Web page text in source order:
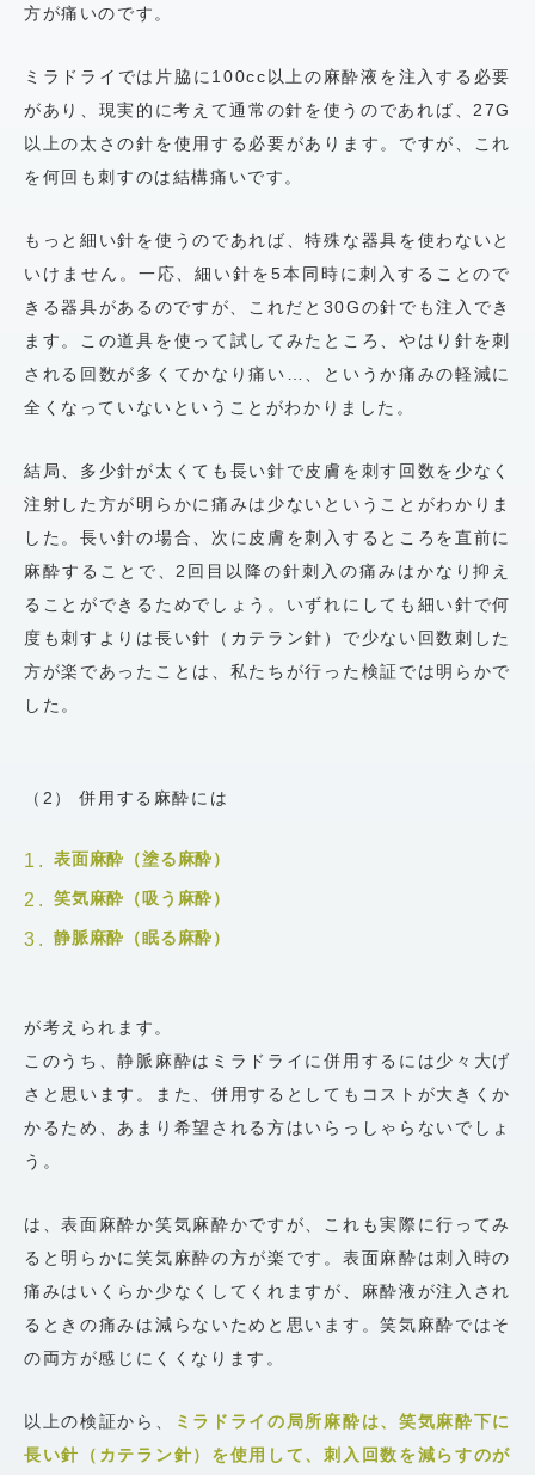
方が痛いのです。
ミラドライでは片脇に100cc以上の麻酔液を注入する必要
があり、現実的に考えて通常の針を使うのであれば、27G
以上の太さの針を使用する必要があります。ですが、これ
を何回も刺すのは結構痛いです。
もっと細い針を使うのであれば、特殊な器具を使わないと
いけません。一応、細い針を5本同時に刺入することので
きる器具があるのですが、これだと30Gの針でも注入でき
ます。この道具を使って試してみたところ、やはり針を刺
される回数が多くてかなり痛い…、というか痛みの軽減に
全くなっていないということがわかりました。
結局、多少針が太くても長い針で皮膚を刺す回数を少なく
注射した方が明らかに痛みは少ないということがわかりま
した。長い針の場合、次に皮膚を刺入するところを直前に
麻酔することで、2回目以降の針刺入の痛みはかなり抑え
ることができるためでしょう。いずれにしても細い針で何
度も刺すよりは長い針（カテラン針）で少ない回数刺した
方が楽であったことは、私たちが行った検証では明らかで
した。
（2） 併用する麻酔には
表面麻酔（塗る麻酔）
笑気麻酔（吸う麻酔）
静脈麻酔（眠る麻酔）
が考えられます。
このうち、静脈麻酔はミラドライに併用するには少々大げ
さと思います。また、併用するとしてもコストが大きくか
かるため、あまり希望される方はいらっしゃらないでしょ
う。
は、表面麻酔か笑気麻酔かですが、これも実際に行ってみ
ると明らかに笑気麻酔の方が楽です。表面麻酔は刺入時の
痛みはいくらか少なくしてくれますが、麻酔液が注入され
るときの痛みは減らないためと思います。笑気麻酔ではそ
の両方が感じにくくなります。
以上の検証から、
ミラドライの局所麻酔は、笑気麻酔下に
長い針（カテラン針）を使用して、刺入回数を減らすのが